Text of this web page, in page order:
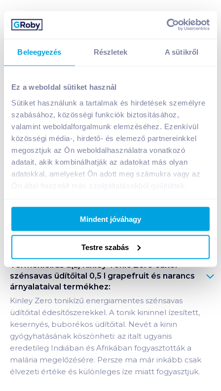
Beleegyezés Részletek A sütikről
Ez a weboldal sütiket használ
Sütiket használunk a tartalmak és hirdetések személyre
szabásához, közösségi funkciók biztosításához,
valamint weboldalforgalmunk elemzéséhez. Ezenkívül
közösségi média-, hirdető- és elemező partnereinkkel
megosztjuk az Ön weboldalhasználatra vonatkozó
adatait, akik kombinálhatják az adatokat más olyan
adatokkal, amelyeket Ön adott meg számukra vagy az
Ön által használt más szolgáltatásokból gyűjtöttek.
Mindent jóváhagy
Testre szabás
Kinley Tonic Zéro cukor szénsavas üdítőital 0,5 l
grapefruit és narancs árnyalataival
449 Ft /
Nettó eladási ár: 354Ft /db(27% áfa)
Visszaváltási díj: 50 Ft/db
Kosárba
1 karton = 12 db
Értesíts, ha olcsóbb!
Termékleírás a(z)Kinley Tonic Zéro cukor
szénsavas üdítőital 0,5 l grapefruit és narancs
árnyalataival termékhez:
Kinley Zero tonikízű energiamentes szénsavas
üdítőital édesítőszerekkel. A tonik kininnel ízesített,
kesernyés, buborékos üdítőital. Nevét a kinin
gyógyhatásának köszönheti: az italt ugyanis
eredetileg Indiában és Afrikában fogyasztották a
malária megelőzésére. Persze ma már inkább csak
élvezeti értéke és különleges íze miatt fogyasztjuk.